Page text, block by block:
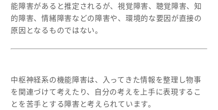
能障害があると推定されるが、視覚障害、聴覚障害、知
的障害、情緒障害などの障害や、環境的な要因が直接の
原因となるものではない。
中枢神経系の機能障害は、入ってきた情報を整理し物事
を関連づけて考えたり、自分の考えを上手に表現するこ
とを苦手とする障害と考えられています。